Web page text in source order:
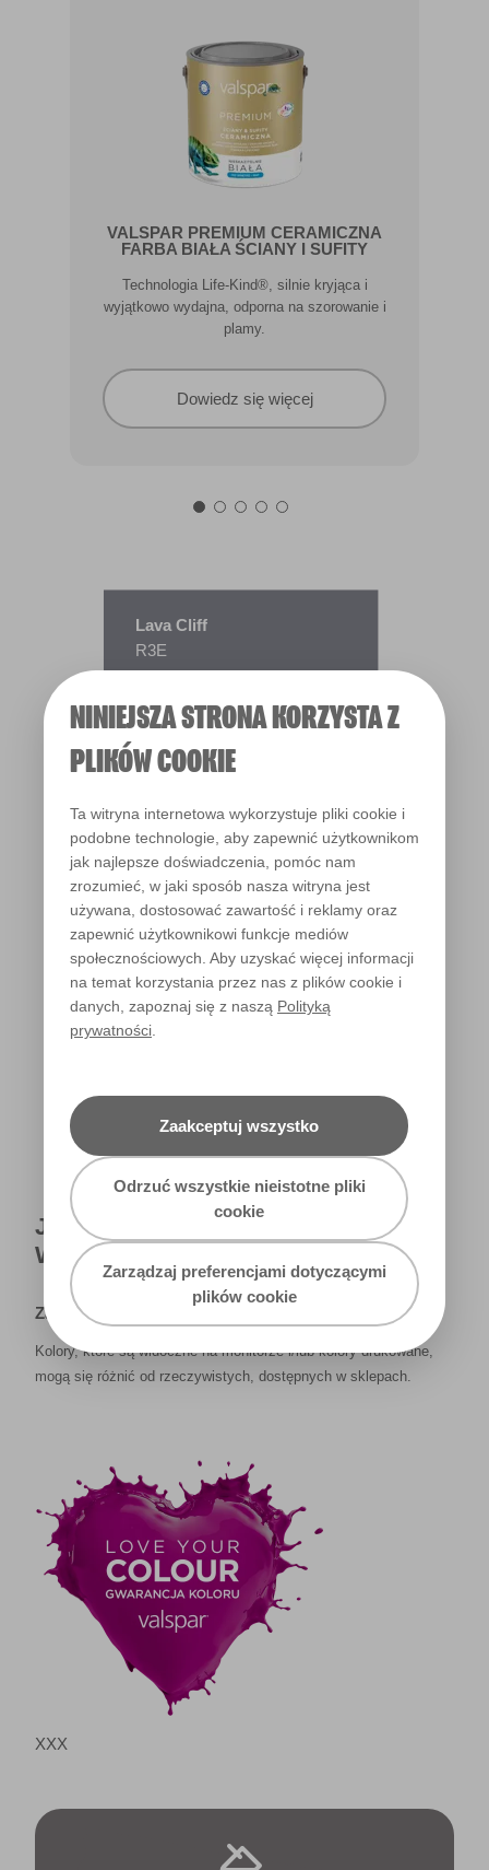
NINIEJSZA STRONA KORZYSTA Z
PLIKÓW COOKIE
Ta witryna internetowa wykorzystuje pliki cookie i
podobne technologie, aby zapewnić użytkownikom
jak najlepsze doświadczenia, pomóc nam
zrozumieć, w jaki sposób nasza witryna jest
używana, dostosować zawartość i reklamy oraz
zapewnić użytkownikowi funkcje mediów
społecznościowych. Aby uzyskać więcej informacji
na temat korzystania przez nas z plików cookie i
danych, zapoznaj się z naszą Polityką
prywatności
Zaakceptuj wszystko
Odrzuć wszystkie nieistotne pliki
cookie
Zarządzaj preferencjami dotyczącymi
plików cookie
VALSPAR PREMIUM CERAMICZNA
FARBA BIAŁA ŚCIANY I SUFITY
Technologia Life-Kind®, silnie kryjąca i
wyjątkowo wydajna, odporna na szorowanie i
plamy.
Dowiedz się więcej
Lava Cliff
R3E
JAK NAPRAWDĘ KOLOR BĘDZIE
WYGLĄDAŁ W TWOIM DOMU?
Zastrzeżenie
Kolory, które są widoczne na monitorze i/lub kolory drukowane,
mogą się różnić od rzeczywistych, dostępnych w sklepach.
XXX